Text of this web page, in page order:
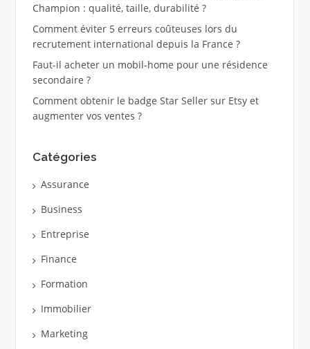
Champion : qualité, taille, durabilité ?
Comment éviter 5 erreurs coûteuses lors du
recrutement international depuis la France ?
Faut-il acheter un mobil-home pour une résidence
secondaire ?
Comment obtenir le badge Star Seller sur Etsy et
augmenter vos ventes ?
Catégories
Assurance
Business
Entreprise
Finance
Formation
Immobilier
Marketing